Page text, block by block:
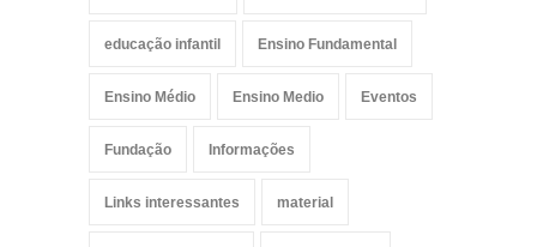
educação infantil Ensino Fundamental
Ensino Médio Ensino Medio Eventos
Fundação Informações
Links interessantes material